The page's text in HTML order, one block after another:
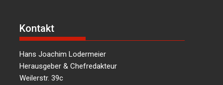
Kontakt
Hans Joachim Lodermeier
Herausgeber & Chefredakteur
Weilerstr. 39c